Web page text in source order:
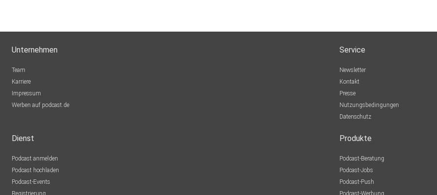
Unternehmen
Team
Karriere
Impressum
Werben auf podcast.de
Service
Newsletter
Kontakt
Presse
Nutzungsbedingungen
Datenschutz
Dienst
Podcast anmelden
Podcast hochladen
Podcast-Events
Registrierung
Produkte
Podcast-Beratung
Podcast-Jobs
Podcast-Push
Podcast-Werbung